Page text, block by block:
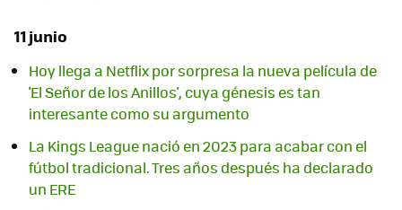
11 junio
Hoy llega a Netflix por sorpresa la nueva película de
'El Señor de los Anillos', cuya génesis es tan
interesante como su argumento
La Kings League nació en 2023 para acabar con el
fútbol tradicional. Tres años después ha declarado
un ERE